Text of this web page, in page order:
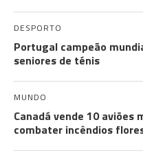
DESPORTO
Portugal campeão
seniores de ténis
MUNDO
Canadá vende 10 aviões
combater incêndios